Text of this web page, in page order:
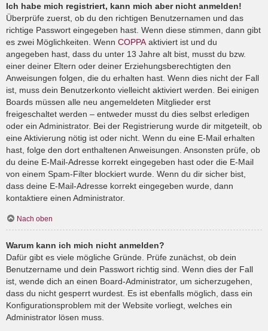
Ich habe mich registriert, kann mich aber nicht anmelden!
Überprüfe zuerst, ob du den richtigen Benutzernamen und das
richtige Passwort eingegeben hast. Wenn diese stimmen, dann gibt
es zwei Möglichkeiten. Wenn COPPA aktiviert ist und du
angegeben hast, dass du unter 13 Jahre alt bist, musst du bzw.
einer deiner Eltern oder deiner Erziehungsberechtigten den
Anweisungen folgen, die du erhalten hast. Wenn dies nicht der Fall
ist, muss dein Benutzerkonto vielleicht aktiviert werden. Bei einigen
Boards müssen alle neu angemeldeten Mitglieder erst
freigeschaltet werden – entweder musst du dies selbst erledigen
oder ein Administrator. Bei der Registrierung wurde dir mitgeteilt, ob
eine Aktivierung nötig ist oder nicht. Wenn du eine E-Mail erhalten
hast, folge den dort enthaltenen Anweisungen. Ansonsten prüfe, ob
du deine E-Mail-Adresse korrekt eingegeben hast oder die E-Mail
von einem Spam-Filter blockiert wurde. Wenn du dir sicher bist,
dass deine E-Mail-Adresse korrekt eingegeben wurde, dann
kontaktiere einen Administrator.
Nach oben
Warum kann ich mich nicht anmelden?
Dafür gibt es viele mögliche Gründe. Prüfe zunächst, ob dein
Benutzername und dein Passwort richtig sind. Wenn dies der Fall
ist, wende dich an einen Board-Administrator, um sicherzugehen,
dass du nicht gesperrt wurdest. Es ist ebenfalls möglich, dass ein
Konfigurationsproblem mit der Website vorliegt, welches ein
Administrator lösen muss.